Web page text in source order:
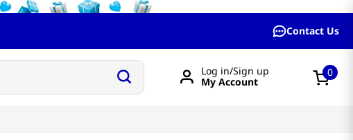
Contact Us
Log in/Sign up
My Account
0